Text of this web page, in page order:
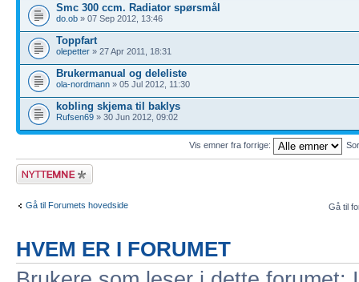
Smc 300 ccm. Radiator spørsmål
do.ob » 07 Sep 2012, 13:46
Toppfart
olepetter » 27 Apr 2011, 18:31
Brukermanual og deleliste
ola-nordmann » 05 Jul 2012, 11:30
kobling skjema til baklys
Rufsen69 » 30 Jun 2012, 09:02
Vis emner fra forrige:
Legg inn et nytt
emne
Gå til Forumets hovedside Gå til
HVEM ER I FORUMET